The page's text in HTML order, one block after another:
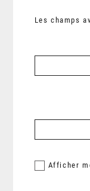
Les champs
Afficher